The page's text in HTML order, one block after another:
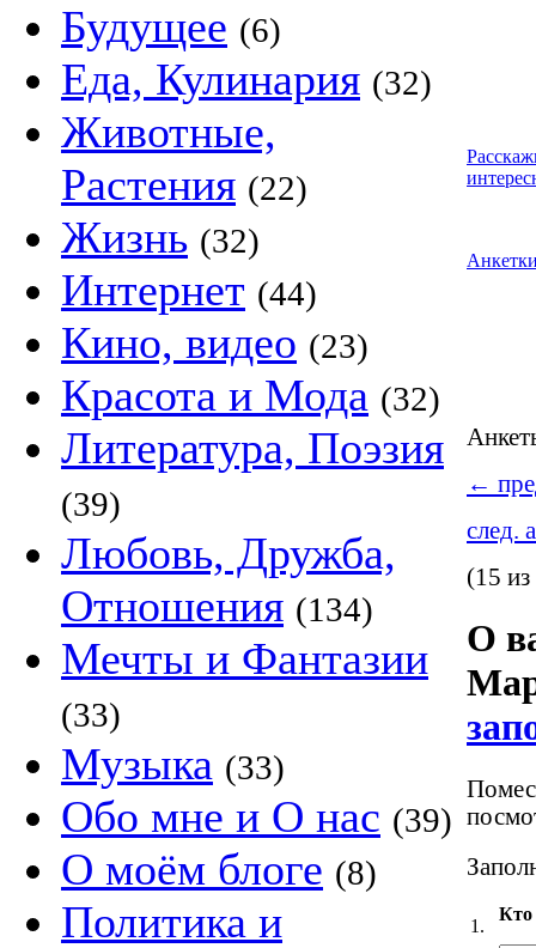
Будущее (6)
Еда, Кулинария (32)
Животные,
Растения (22)
Жизнь (32)
Интернет (44)
Кино, видео (23)
Красота и Мода (32)
Литература, Поэзия
(39)
Любовь, Дружба,
Отношения (134)
Мечты и Фантазии
(33)
Музыка (33)
Обо мне и О нас (39)
О моём блоге (8)
Политика и
←
след.
(15
О
1.